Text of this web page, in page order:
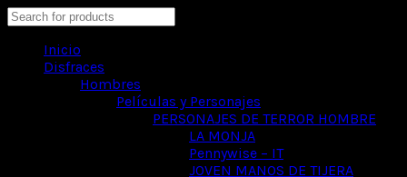
Inicio
Disfraces
Hombres
Películas y Personajes
PERSONAJES DE TERROR HOMBRE
LA MONJA
Pennywise – IT
JOVEN MANOS DE TIJERA